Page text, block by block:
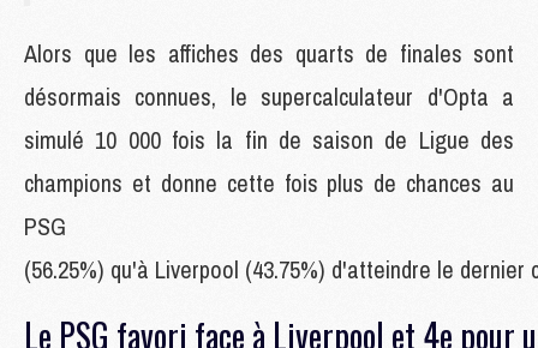
Alors que les affiches des quarts de finales sont
désormais connues, le supercalculateur d'Opta a
simulé 10 000 fois la fin de saison de Ligue des
champions et donne cette fois plus de chances au
PSG
(56.25%) qu'à Liverpool (43.75%) d'atteindre le dernier
Le PSG favori face à Liverpool et 4e pour